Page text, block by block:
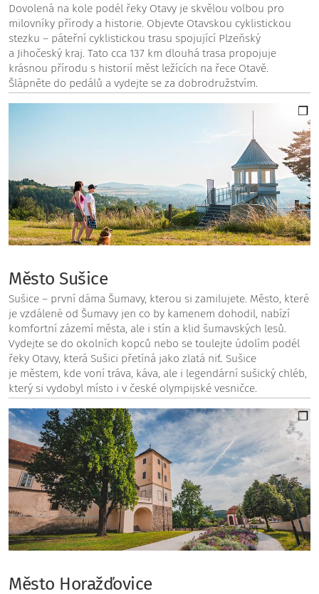
Dovolená na kole podél řeky Otavy je skvělou volbou pro
milovníky přírody a historie. Objevte Otavskou cyklistickou
stezku – páteřní cyklistickou trasu spojující Plzeňský
a Jihočeský kraj. Tato cca 137 km dlouhá trasa propojuje
krásnou přírodu s historií měst ležících na řece Otavě.
Šlápněte do pedálů a vydejte se za dobrodružstvím.
Město Sušice
Sušice – první dáma Šumavy, kterou si zamilujete. Město, které
je vzdálené od Šumavy jen co by kamenem dohodil, nabízí
komfortní zázemí města, ale i stín a klid šumavských lesů.
Vydejte se do okolních kopců nebo se toulejte údolím podél
řeky Otavy, která Sušici přetíná jako zlatá niť. Sušice
je městem, kde voní tráva, káva, ale i legendární sušický chléb,
který si vydobyl místo i v české olympijské vesničce.
Město Horažďovice